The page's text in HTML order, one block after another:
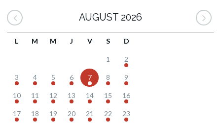
AUGUST 2026
L M M J V S D
1 2
3 4 5 6 7 8 9
10 11 12 13 14 15 16
17 18 19 20 21 22 23